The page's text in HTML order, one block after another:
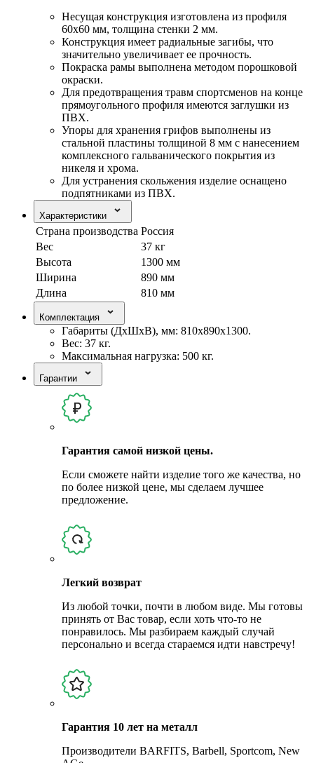
Несущая конструкция изготовлена из профиля
60х60 мм, толщина стенки 2 мм.
Конструкция имеет радиальные загибы, что
значительно увеличивает ее прочность.
Покраска рамы выполнена методом порошковой
окраски.
Для предотвращения травм спортсменов на конце
прямоугольного профиля имеются заглушки из
ПВХ.
Упоры для хранения грифов выполнены из
стальной пластины толщиной 8 мм с нанесением
комплексного гальванического покрытия из
никеля и хрома.
Для устранения скольжения изделие оснащено
подпятниками из ПВХ.
Характеристики
Страна производства Россия
Вес
37 кг
Высота
1300 мм
Ширина
890 мм
Длина
810 мм
Комплектация
Габариты (ДхШхВ), мм: 810х890х1300.
Вес: 37 кг.
Максимальная нагрузка: 500 кг.
Гарантии
Гарантия самой низкой цены.
Если сможете найти изделие того же качества, но
по более низкой цене, мы сделаем лучшее
предложение.
Легкий возврат
Из любой точки, почти в любом виде. Мы готовы
принять от Вас товар, если хоть что-то не
понравилось. Мы разбираем каждый случай
персонально и всегда стараемся идти навстречу!
Гарантия 10 лет на металл
Производители BARFITS, Barbell, Sportcom, New